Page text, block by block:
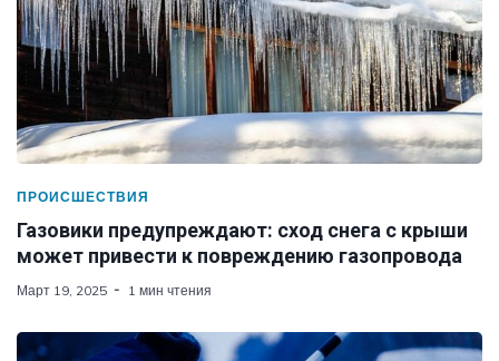
ПРОИСШЕСТВИЯ
Газовики предупреждают: сход снега с крыши
может привести к повреждению газопровода
Март 19, 2025 1 мин чтения